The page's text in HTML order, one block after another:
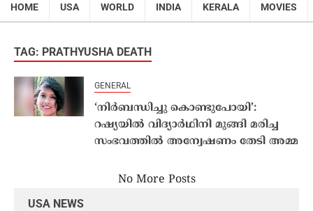
HOME USA WORLD INDIA KERALA MOVIES
TAG: PRATHYUSHA DEATH
GENERAL
‘നിർബന്ധിച്ചു കൊണ്ടുപോയി’:
റഷ്യയിൽ വിദ്യാർഥിനി മുങ്ങി മരിച്ച
സംഭവത്തിൽ അന്വേഷണം തേടി അമ്മ
No More Posts
USA NEWS